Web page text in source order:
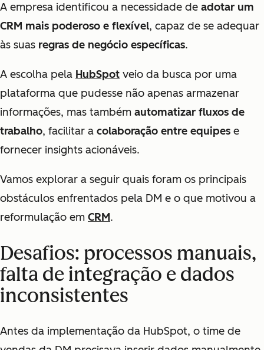
A empresa identificou a necessidade de adotar um
CRM mais poderoso e flexível, capaz de se adequar
às suas regras de negócio específicas.
A escolha pela HubSpot veio da busca por uma
plataforma que pudesse não apenas armazenar
informações, mas também automatizar fluxos de
trabalho, facilitar a colaboração entre equipes e
fornecer insights acionáveis.
Vamos explorar a seguir quais foram os principais
obstáculos enfrentados pela DM e o que motivou a
reformulação em CRM.
Desafios: processos manuais,
falta de integração e dados
inconsistentes
Antes da implementação da HubSpot, o time de